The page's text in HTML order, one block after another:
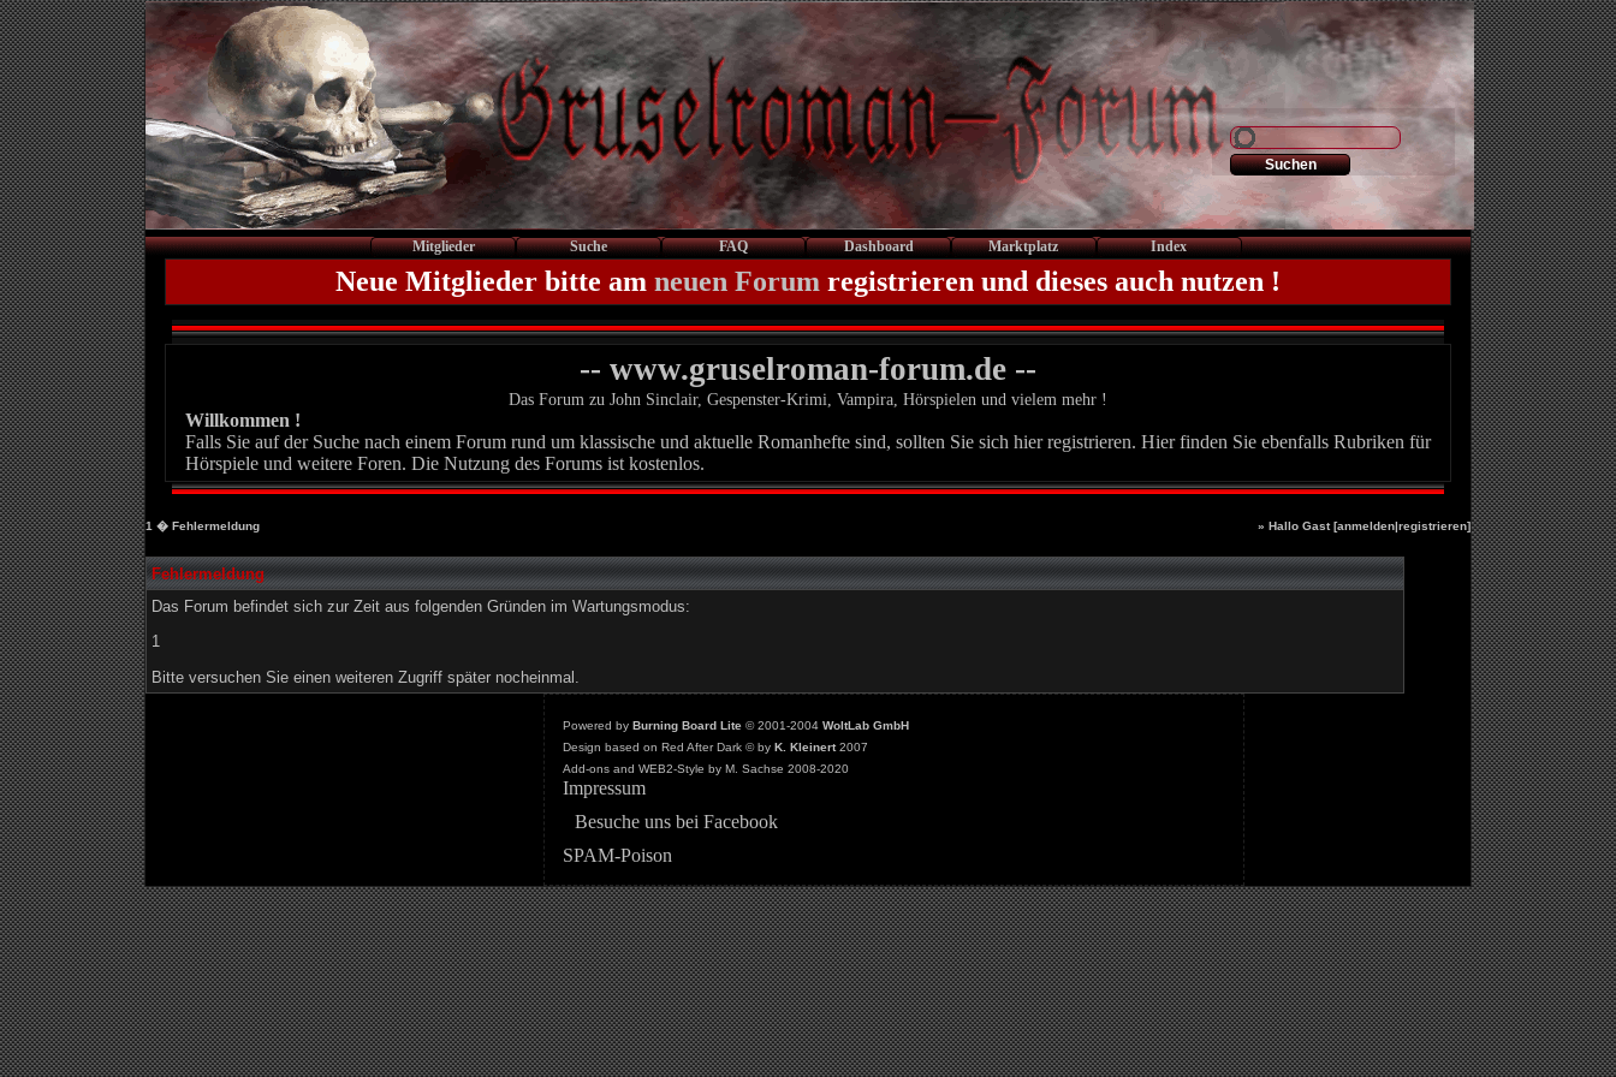
Mitglieder Suche FAQ Dashboard Marktplatz Index
Neue Mitglieder bitte am neuen Forum registrieren und dieses auch nutzen !
-- www.gruselroman-forum.de --
Das Forum zu John Sinclair, Gespenster-Krimi, Vampira, Hörspielen und vielem mehr !
Willkommen !
Falls Sie auf der Suche nach einem Forum rund um klassische und aktuelle Romanhefte sind, sollten Sie sich hier registrieren. Hier finden Sie ebenfalls Rubriken für
Hörspiele und weitere Foren. Die Nutzung des Forums ist kostenlos.
1 � Fehlermeldung » Hallo Gast [anmelden|registrieren]
Fehlermeldung
Das Forum befindet sich zur Zeit aus folgenden Gründen im Wartungsmodus:
1
Bitte versuchen Sie einen weiteren Zugriff später nocheinmal.
Powered by Burning Board Lite© 2001-2004 WoltLab GmbH
Design based on Red After Dark © by K. Kleinert2007
Add-ons and WEB2-Style by M. Sachse 2008-2020
Impressum
Besuche uns bei Facebook
SPAM-Poison